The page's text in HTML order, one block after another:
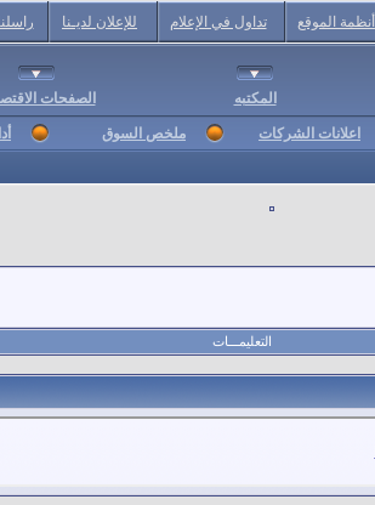
أنظمة الموقع تداول في الإعلام للإعلان لديـنا
المكتبه الصفحات
اعلانات الشركات ملخص السوق
التعليمـــات